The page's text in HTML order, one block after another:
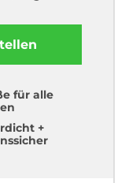
für alle
+